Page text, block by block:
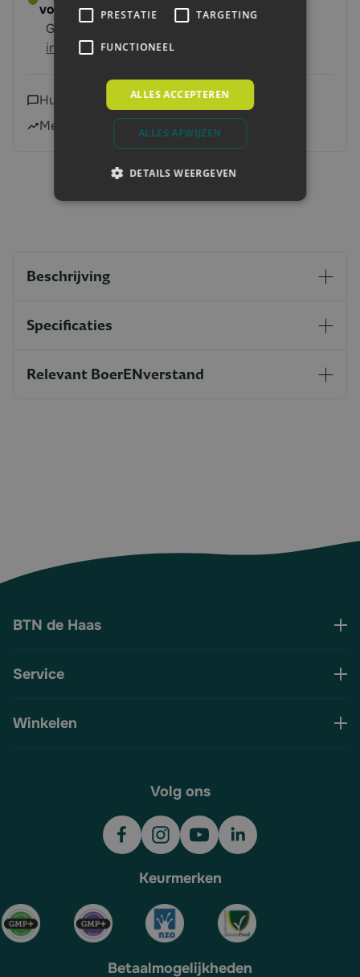
volgende werkdag op ’t erf
Gratis verzending vanaf 250 euro
informatie
Hulp nodig?
Neem contact met ons op
Meer dan 240.000 klanten geholpen
Beschrijving
Specificaties
Relevant BoerENverstand
BTN de Haas
Service
Winkelen
Volg ons
Keurmerken
Betaalmogelijkheden
PRESTATIE TARGETING
FUNCTIONEEL
ALLES ACCEPTEREN
ALLES AFWIJZEN
DETAILS WEERGEVEN